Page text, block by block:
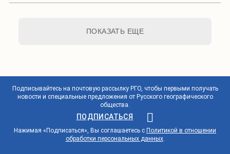
ПОКАЗАТЬ ЕЩЕ
Подписывайтесь на почтовую рассылку РГО, чтобы первыми получать
новости и специальные предложения от Русского географического
общества.
ПОДПИСАТЬСЯ
Нажимая «Подписаться», Вы соглашаетесь с Политикой в отношении
обработки персональных данных.